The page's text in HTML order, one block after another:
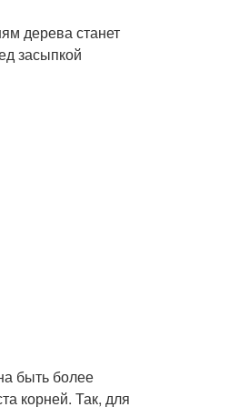
дерева станет
засыпкой
быть более
корней. Так, для